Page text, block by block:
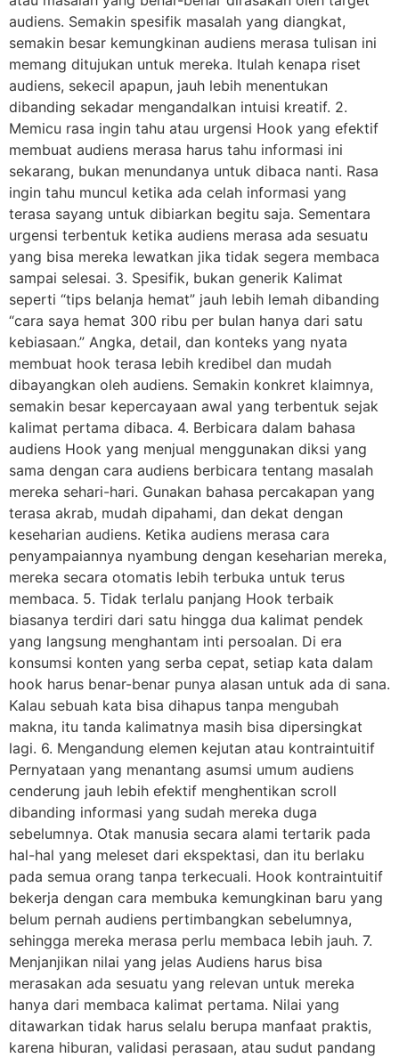
audiens. Semakin spesifik masalah yang diangkat,
semakin besar kemungkinan audiens merasa tulisan ini
memang ditujukan untuk mereka. Itulah kenapa riset
audiens, sekecil apapun, jauh lebih menentukan
dibanding sekadar mengandalkan intuisi kreatif. 2.
Memicu rasa ingin tahu atau urgensi Hook yang efektif
membuat audiens merasa harus tahu informasi ini
sekarang, bukan menundanya untuk dibaca nanti. Rasa
ingin tahu muncul ketika ada celah informasi yang
terasa sayang untuk dibiarkan begitu saja. Sementara
urgensi terbentuk ketika audiens merasa ada sesuatu
yang bisa mereka lewatkan jika tidak segera membaca
sampai selesai. 3. Spesifik, bukan generik Kalimat
seperti “tips belanja hemat” jauh lebih lemah dibanding
“cara saya hemat 300 ribu per bulan hanya dari satu
kebiasaan.” Angka, detail, dan konteks yang nyata
membuat hook terasa lebih kredibel dan mudah
dibayangkan oleh audiens. Semakin konkret klaimnya,
semakin besar kepercayaan awal yang terbentuk sejak
kalimat pertama dibaca. 4. Berbicara dalam bahasa
audiens Hook yang menjual menggunakan diksi yang
sama dengan cara audiens berbicara tentang masalah
mereka sehari-hari. Gunakan bahasa percakapan yang
terasa akrab, mudah dipahami, dan dekat dengan
keseharian audiens. Ketika audiens merasa cara
penyampaiannya nyambung dengan keseharian mereka,
mereka secara otomatis lebih terbuka untuk terus
membaca. 5. Tidak terlalu panjang Hook terbaik
biasanya terdiri dari satu hingga dua kalimat pendek
yang langsung menghantam inti persoalan. Di era
konsumsi konten yang serba cepat, setiap kata dalam
hook harus benar-benar punya alasan untuk ada di sana.
Kalau sebuah kata bisa dihapus tanpa mengubah
makna, itu tanda kalimatnya masih bisa dipersingkat
lagi. 6. Mengandung elemen kejutan atau kontraintuitif
Pernyataan yang menantang asumsi umum audiens
cenderung jauh lebih efektif menghentikan scroll
dibanding informasi yang sudah mereka duga
sebelumnya. Otak manusia secara alami tertarik pada
hal-hal yang meleset dari ekspektasi, dan itu berlaku
pada semua orang tanpa terkecuali. Hook kontraintuitif
bekerja dengan cara membuka kemungkinan baru yang
belum pernah audiens pertimbangkan sebelumnya,
sehingga mereka merasa perlu membaca lebih jauh. 7.
Menjanjikan nilai yang jelas Audiens harus bisa
merasakan ada sesuatu yang relevan untuk mereka
hanya dari membaca kalimat pertama. Nilai yang
ditawarkan tidak harus selalu berupa manfaat praktis,
karena hiburan, validasi perasaan, atau sudut pandang